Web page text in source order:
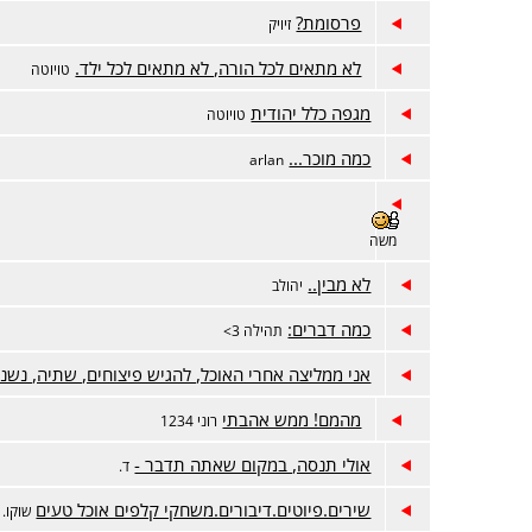
פרסומת? זיויק
לא מתאים לכל הורה, לא מתאים לכל ילד. טויוטה
מגפה כלל יהודית טויוטה
כמה מוכר... arlan
משה
לא מבין.. יהולב
כמה דברים: תהילה 3>
אני ממליצה אחרי האוכל, להגיש פיצוחים, שתיה,
מהמם! ממש אהבתי רוני 1234
אולי תנסה, במקום שאתה תדבר - ד.
שירים.פיוטים.דיבורים.משחקי קלפים אוכל טעים שוקו.